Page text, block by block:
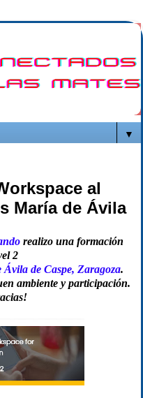
▼
al
María de Ávila
realizo una formación
2
de Caspe, Zaragoza.
ambiente y participación.